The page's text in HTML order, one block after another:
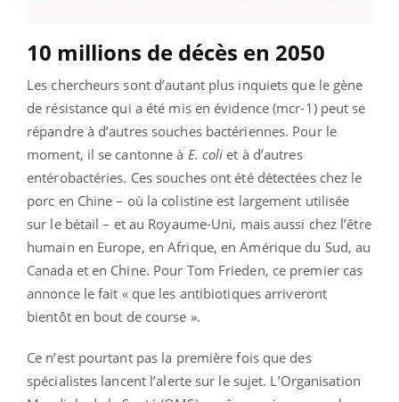
10 millions de décès en 2050
Les chercheurs sont d’autant plus inquiets que le gène
de résistance qui a été mis en évidence (mcr-1) peut se
répandre à d’autres souches bactériennes. Pour le
moment, il se cantonne à E. coli et à d’autres
entérobactéries. Ces souches ont été détectées chez le
porc en Chine – où la colistine est largement utilisée
sur le bétail – et au Royaume-Uni, mais aussi chez l’être
humain en Europe, en Afrique, en Amérique du Sud, au
Canada et en Chine. Pour Tom Frieden, ce premier cas
annonce le fait « que les antibiotiques arriveront
bientôt en bout de course ».
Ce n’est pourtant pas la première fois que des
spécialistes lancent l’alerte sur le sujet. L’Organisation